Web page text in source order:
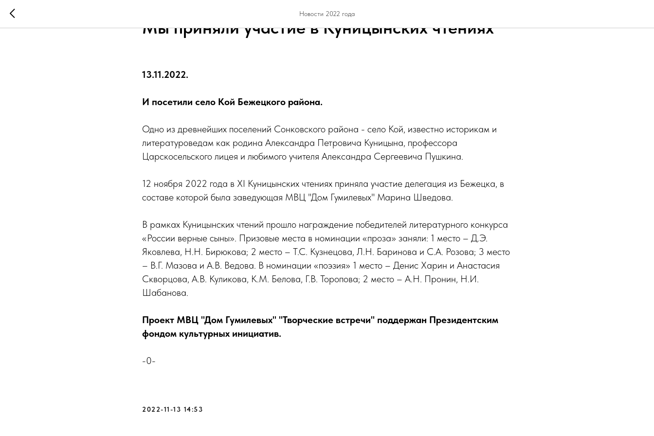
Новости 2022 года
Мы приняли участие в Куницынских чтениях
13.11.2022.
И посетили село Кой Бежецкого района.
Одно из древнейших поселений Сонковского района - село Кой, известно историкам и
литературоведам как родина Александра Петровича Куницына, профессора
Царскосельского лицея и любимого учителя Александра Сергеевича Пушкина.
12 ноября 2022 года в ХI Куницынских чтениях приняла участие делегация из Бежецка, в
составе которой была заведующая МВЦ "Дом Гумилевых" Марина Шведова.
В рамках Куницынских чтений прошло награждение победителей литературного конкурса
«России верные сыны». Призовые места в номинации «проза» заняли: 1 место – Д.Э.
Яковлева, Н.Н. Бирюкова; 2 место – Т.С. Кузнецова, Л.Н. Баринова и С.А. Розова; 3 место
– В.Г. Мазова и А.В. Ведова. В номинации «поэзия» 1 место – Денис Харин и Анастасия
Скворцова, А.В. Куликова, К.М. Белова, Г.В. Торопова; 2 место – А.Н. Пронин, Н.И.
Шабанова.
Проект МВЦ "Дом Гумилевых" "Творческие встречи" поддержан Президентским
фондом культурных инициатив.
-0-
2022-11-13 14:53